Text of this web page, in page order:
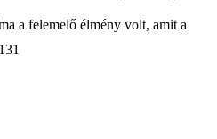
a felemelő élmény volt, amit a